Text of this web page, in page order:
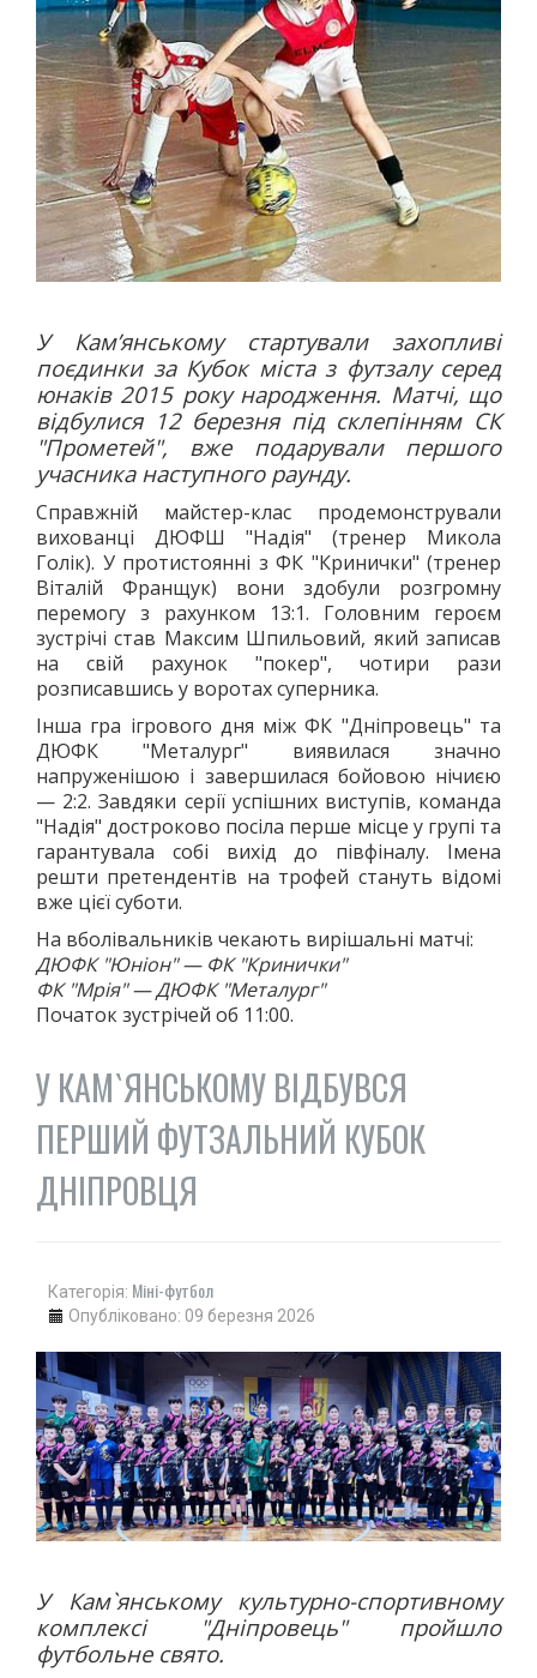
У Кам’янському стартували захопливі
поєдинки за Кубок міста з футзалу серед
юнаків 2015 року народження. Матчі, що
відбулися 12 березня під склепінням СК
"Прометей", вже подарували першого
учасника наступного раунду.
Справжній майстер-клас продемонстрували
вихованці ДЮФШ "Надія" (тренер Микола
Голік). У протистоянні з ФК "Кринички" (тренер
Віталій Франщук) вони здобули розгромну
перемогу з рахунком 13:1. Головним героєм
зустрічі став Максим Шпильовий, який записав
на свій рахунок "покер", чотири рази
розписавшись у воротах суперника.
Інша гра ігрового дня між ФК "Дніпровець" та
ДЮФК "Металург" виявилася значно
напруженішою і завершилася бойовою нічиєю
— 2:2. Завдяки серії успішних виступів, команда
"Надія" достроково посіла перше місце у групі та
гарантувала собі вихід до півфіналу. Імена
решти претендентів на трофей стануть відомі
вже цієї суботи.
На вболівальників чекають вирішальні матчі:
ДЮФК "Юніон" — ФК "Кринички"
ФК "Мрія" — ДЮФК "Металург"
Початок зустрічей об 11:00.
У КАМ`ЯНСЬКОМУ ВІДБУВСЯ
ПЕРШИЙ ФУТЗАЛЬНИЙ КУБОК
ДНІПРОВЦЯ
Категорія: Міні-футбол
Опубліковано: 09 березня 2026
У Кам`янському культурно-спортивному
комплексі "Дніпровець" пройшло
футбольне свято.